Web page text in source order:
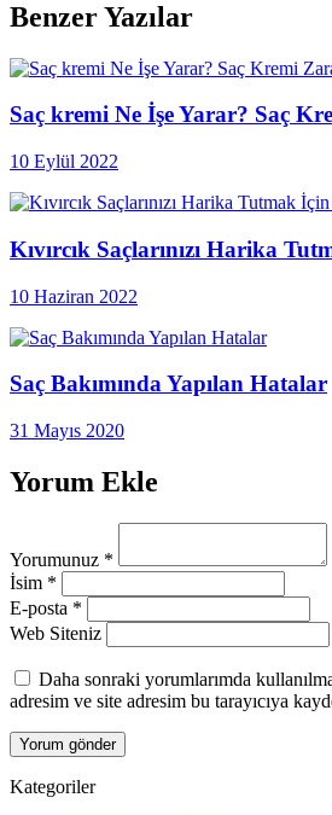
Benzer Yazılar
Saç kremi Ne İşe Yarar? Saç
10 Eylül 2022
Kıvırcık Saçlarınızı Harika
10 Haziran 2022
Saç Bakımında Yapılan Hatalar
31 Mayıs 2020
Yorum Ekle
Yorumunuz *
İsim *
E-posta *
Web Siteniz
Daha sonraki yorumlarımda
adresim ve site adresim bu tarayıcıya
Kategoriler